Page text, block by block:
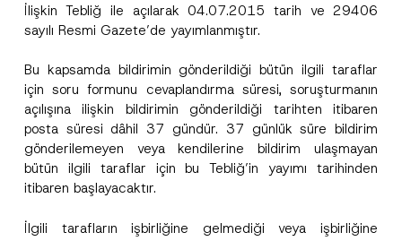
İlişkin Tebliğ ile açılarak 04.07.2015 tarih ve 29406
sayılı Resmi Gazete’de yayımlanmıştır.
Bu kapsamda bildirimin gönderildiği bütün ilgili taraflar
için soru formunu cevaplandırma süresi, soruşturmanın
açılışına ilişkin bildirimin gönderildiği tarihten itibaren
posta süresi dâhil 37 gündür. 37 günlük süre bildirim
gönderilemeyen veya kendilerine bildirim ulaşmayan
bütün ilgili taraflar için bu Tebliğ’in yayımı tarihinden
itibaren başlayacaktır.
İlgili tarafların işbirliğine gelmediği veya işbirliğine